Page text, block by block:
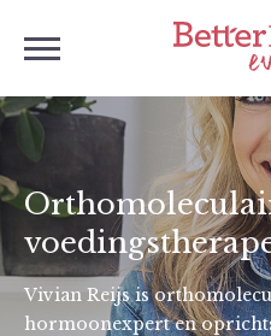
Vivian Reijs is
hormoonexpert en